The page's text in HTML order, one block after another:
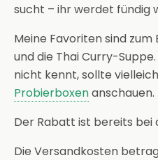
sucht – ihr werdet fündig
Meine Favoriten sind zum
und die Thai Curry-
nicht kennt, sollte
Probierboxenanschauen.
Der Rabatt ist bereits bei
Die Versandkosten